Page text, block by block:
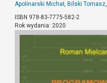
Apolinarski Michał, Bilski Tomasz,
ISBN 978-83-7775-582-2
Rok wydania: 2020